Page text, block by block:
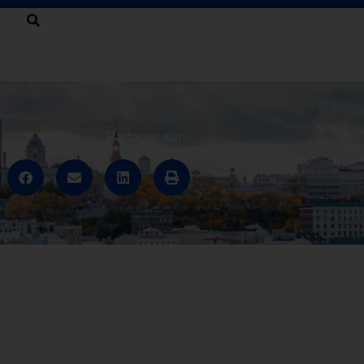
Partager sur :